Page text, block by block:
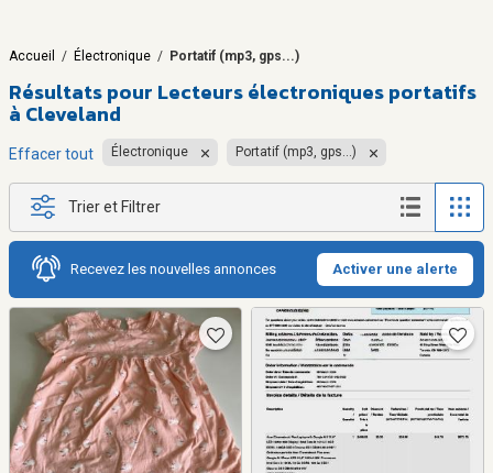
Accueil / Électronique / Portatif (mp3, gps...)
Résultats pour Lecteurs électroniques portatifs
à Cleveland
Effacer tout Électronique Portatif (mp3, gps...)
Trier et Filtrer
Recevez les nouvelles annonces Activer une alerte